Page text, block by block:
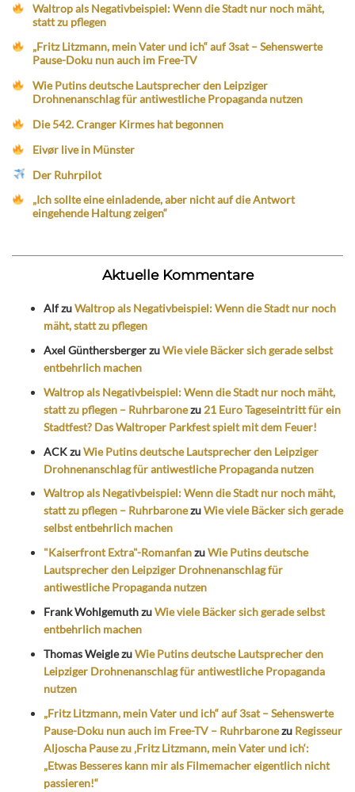
Waltrop als Negativbeispiel: Wenn die Stadt nur noch mäht,
statt zu pflegen
„Fritz Litzmann, mein Vater und ich“ auf 3sat – Sehenswerte
Pause-Doku nun auch im Free-TV
Wie Putins deutsche Lautsprecher den Leipziger
Drohnenanschlag für antiwestliche Propaganda nutzen
Die 542. Cranger Kirmes hat begonnen
Eivør live in Münster
Der Ruhrpilot
„Ich sollte eine einladende, aber nicht auf die Antwort
eingehende Haltung zeigen“
Aktuelle Kommentare
AlfzuWaltrop als Negativbeispiel: Wenn die Stadt nur noch
mäht, statt zu pflegen
Axel GünthersbergerzuWie viele Bäcker sich gerade selbst
entbehrlich machen
Waltrop als Negativbeispiel: Wenn die Stadt nur noch mäht,
statt zu pflegen – Ruhrbaronezu 21 Euro Tageseintritt für ein
Stadtfest? Das Waltroper Parkfest spielt mit dem Feuer!
ACKzuWie Putins deutsche Lautsprecher den Leipziger
Drohnenanschlag für antiwestliche Propaganda nutzen
Waltrop als Negativbeispiel: Wenn die Stadt nur noch mäht,
statt zu pflegen – RuhrbaronezuWie viele Bäcker sich gerade
selbst entbehrlich machen
"Kaiserfront Extra"-RomanfanzuWie Putins deutsche
Lautsprecher den Leipziger Drohnenanschlag für
antiwestliche Propaganda nutzen
Frank WohlgemuthzuWie viele Bäcker sich gerade selbst
entbehrlich machen
Thomas WeiglezuWie Putins deutsche Lautsprecher den
Leipziger Drohnenanschlag für antiwestliche Propaganda
nutzen
„Fritz Litzmann, mein Vater und ich“ auf 3sat – Sehenswerte
Pause-Doku nun auch im Free-TV – Ruhrbaronezu Regisseur
Aljoscha Pause zu ‚Fritz Litzmann, mein Vater und ich‘:
„Etwas Besseres kann mir als Filmemacher eigentlich nicht
passieren!“